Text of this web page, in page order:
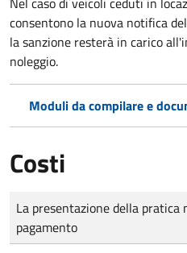
consentono la nuova notifica
la sanzione resterà in carico
noleggio.
Moduli da compilare e
Costi
Tipo di pagamento
Importo
La presentazione della pratica
pagamento